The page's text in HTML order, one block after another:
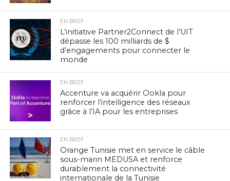
EN BREF
L’initiative Partner2Connect de l’UIT
dépasse les 100 milliards de $
d’engagements pour connecter le
monde
EN BREF
Accenture va acquérir Ookla pour
renforcer l’intelligence des réseaux
grâce à l’IA pour les entreprises
EN BREF
Orange Tunisie met en service le câble
sous-marin MEDUSA et renforce
durablement la connectivité
internationale de la Tunisie